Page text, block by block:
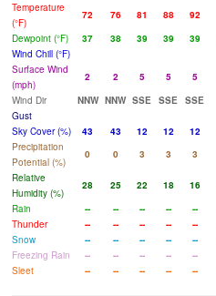
Temperature
(°F)
72 76 81 88 92
Dewpoint (°F)
37 38 39 39 39
Wind Chill (°F)
Surface Wind
(mph)
2 2 5 5 5
Wind Dir
NNW NNW SSE SSE SSE
Gust
Sky Cover (%)
43 43 12 12 12
Precipitation
Potential (%)
0 0 3 3 3
Relative
Humidity (%)
28 25 22 18 16
Rain
-- -- -- -- --
Thunder
-- -- -- -- --
Snow
-- -- -- -- --
Freezing Rain
-- -- -- -- --
Sleet
-- -- -- -- --